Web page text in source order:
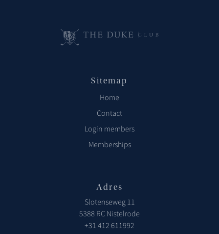
Sitemap
Home
Contact
Login members
Memberships
Adres
Slotenseweg 11
5388 RC Nistelrode
+31 412 611992